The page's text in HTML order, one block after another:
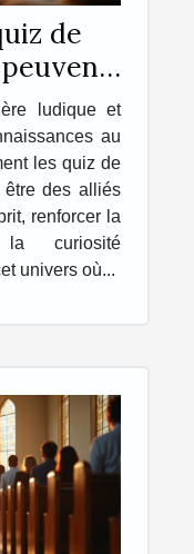
de
?
ludique et
au
les quiz de
être des alliés
renforcer la
curiosité
univers où...